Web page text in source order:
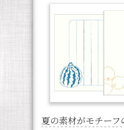
夏の素材がモチーフ